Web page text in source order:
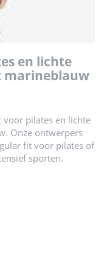
marineblauw
voor pilates en lichte
Onze ontwerpers
fit voor pilates of
sporten.